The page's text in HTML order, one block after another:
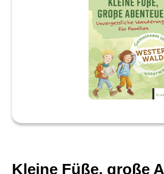
Kleine Füße, große